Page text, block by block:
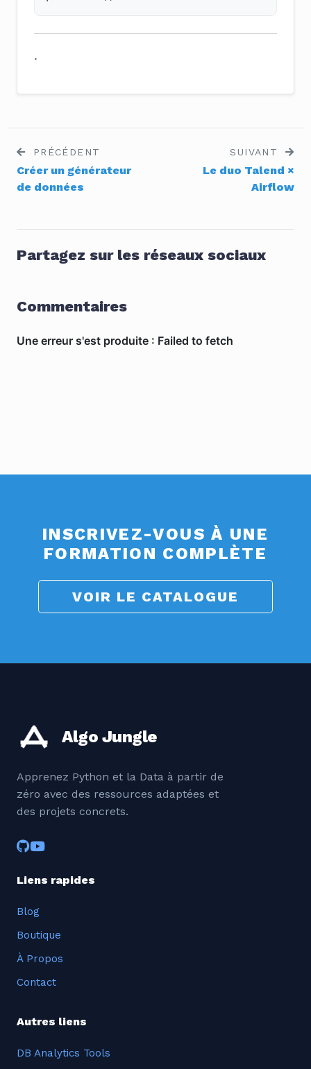
.
PRÉCÉDENT
Créer un générateur
de données
SUIVANT
Le duo Talend ×
Airflow
Partagez sur les réseaux sociaux
Commentaires
INSCRIVEZ-VOUS À UNE
FORMATION COMPLÈTE
VOIR LE CATALOGUE
Algo Jungle
Apprenez Python et la Data à partir de
zéro avec des ressources adaptées et
des projets concrets.
Liens rapides
Blog
Boutique
À Propos
Contact
Autres liens
DB Analytics Tools